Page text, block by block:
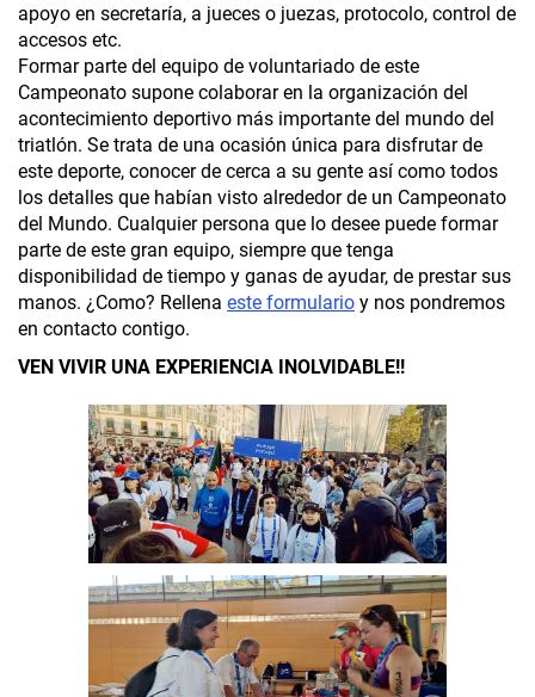
apoyo en secretaría, a jueces o juezas, protocolo, control de
accesos etc.
Formar parte del equipo de voluntariado de este
Campeonato supone colaborar en la organización del
acontecimiento deportivo más importante del mundo del
triatlón. Se trata de una ocasión única para disfrutar de
este deporte, conocer de cerca a su gente así como todos
los detalles que habían visto alrededor de un Campeonato
del Mundo. Cualquier persona que lo desee puede formar
parte de este gran equipo, siempre que tenga
disponibilidad de tiempo y ganas de ayudar, de prestar sus
manos. ¿Como? Rellena este formulario y nos pondremos
en contacto contigo.
VEN VIVIR UNA EXPERIENCIA INOLVIDABLE!!